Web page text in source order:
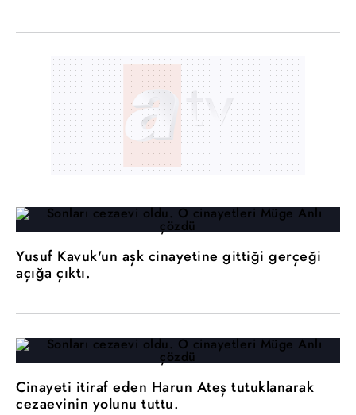
Yusuf Kavuk'un aşk cinayetine gittiği gerçeği
açığa çıktı.
Cinayeti itiraf eden Harun Ateş tutuklanarak
cezaevinin yolunu tuttu.